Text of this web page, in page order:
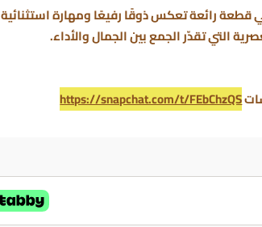
قطعة رائعة تعكس ذوقًا رفيعًا ومهارة استثنائية
التي تقدّر الجمع بين الجمال والأداء.
https://snapchat.com/t/FEbChzQS